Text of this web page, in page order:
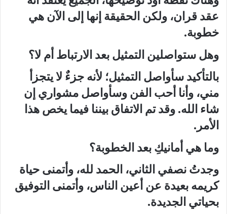
عقد قران، ولكن الحقيقة إنها إلى الآن هي
خطوبة.
وهل ستواصلين التمثيل بعد الارتباط أم لا؟
بالتأكيد سأواصل التمثيل؛ لأنه جزءٌ لا يتجزأ
مني، وأنا أحب الفن وسأواصل مشواري إن
شاء الله. وقد تم الاتفاق بيننا فيما يخص هذا
الأمر.
وما هي أمانيكِ بعد الخطوبة؟
وجدتُ نصفي الثاني، الحمد لله، وأتمنى حياة
كريمه بعيدة عن أعين الناس، وأتمنى التوفيق
بحياتي الجديدة.